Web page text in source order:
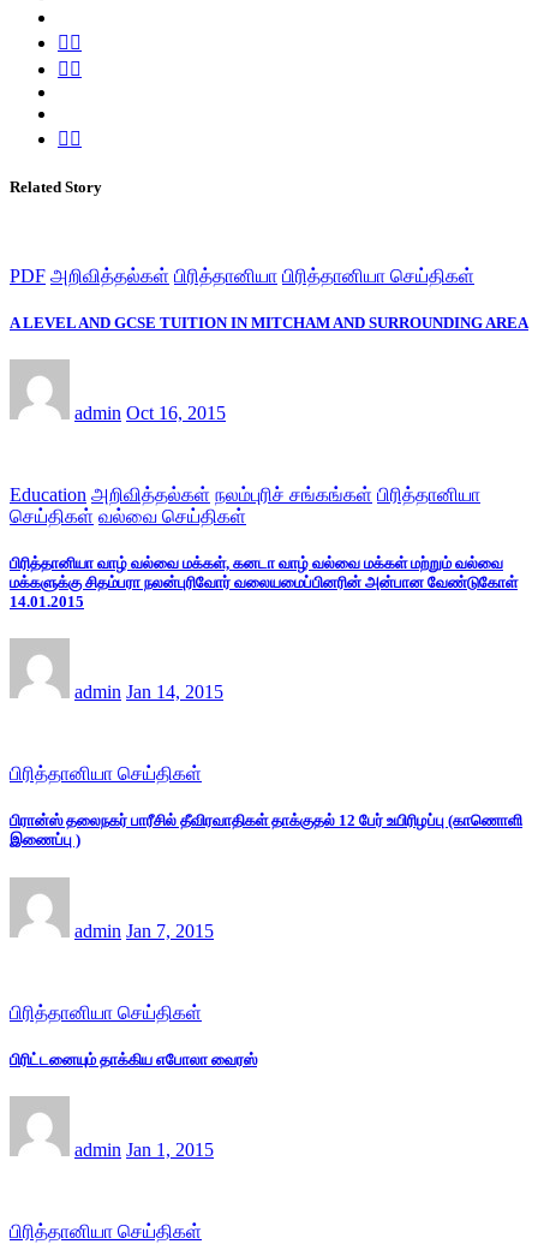
Related Story
PDF அறிவித்தல்கள் பிரித்தானியா பிரித்தானியா செய்திகள்
A LEVEL AND GCSE TUITION IN MITCHAM AND SURROUNDING AREA
admin Oct 16, 2015
Education அறிவித்தல்கள் நலம்புரிச் சங்கங்கள் பிரித்தானியா
செய்திகள் வல்வை செய்திகள்
பிரித்தானியா வாழ் வல்வை மக்கள், கனடா வாழ் வல்வை மக்கள் மற்றும் வல்வை
மக்களுக்கு சிதம்பரா நலன்புரிவோர் வலையமைப்பினரின் அன்பான வேண்டுகோள்
14.01.2015
admin Jan 14, 2015
பிரித்தானியா செய்திகள்
பிரான்ஸ் தலைநகர் பாரீசில் தீவிரவாதிகள் தாக்குதல் 12 பேர் உயிரிழப்பு (காணொளி
இணைப்பு )
admin Jan 7, 2015
பிரித்தானியா செய்திகள்
பிரிட்டனையும் தாக்கிய எபோலா வைரஸ்
admin Jan 1, 2015
பிரித்தானியா செய்திகள்